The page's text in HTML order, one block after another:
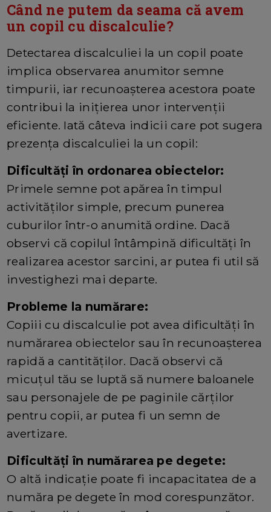
Când ne putem da seama că avem
un copil cu discalculie?
Detectarea discalculiei la un copil poate
implica observarea anumitor semne
timpurii, iar recunoașterea acestora poate
contribui la inițierea unor intervenții
eficiente. Iată câteva indicii care pot sugera
prezența discalculiei la un copil:
Dificultăți în ordonarea obiectelor:
Primele semne pot apărea în timpul
activităților simple, precum punerea
cuburilor într-o anumită ordine. Dacă
observi că copilul întâmpină dificultăți în
realizarea acestor sarcini, ar putea fi util să
investighezi mai departe.
Probleme la numărare:
Copiii cu discalculie pot avea dificultăți în
numărarea obiectelor sau în recunoașterea
rapidă a cantităților. Dacă observi că
micuțul tău se luptă să numere baloanele
sau personajele de pe paginile cărților
pentru copii, ar putea fi un semn de
avertizare.
Dificultăți în numărarea pe degete:
O altă indicație poate fi incapacitatea de a
număra pe degete în mod corespunzător.